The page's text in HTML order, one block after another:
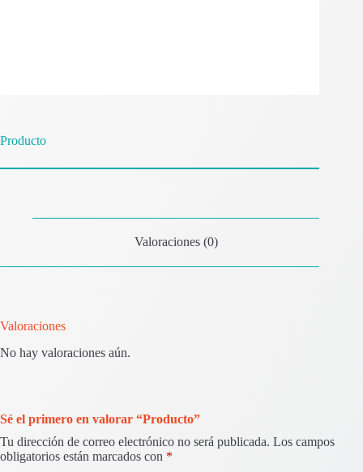
Producto
Valoraciones (0)
Valoraciones
No hay valoraciones aún.
Sé el primero en valorar “Producto”
Tu dirección de correo electrónico no será publicada. Los campos
obligatorios están marcados con *